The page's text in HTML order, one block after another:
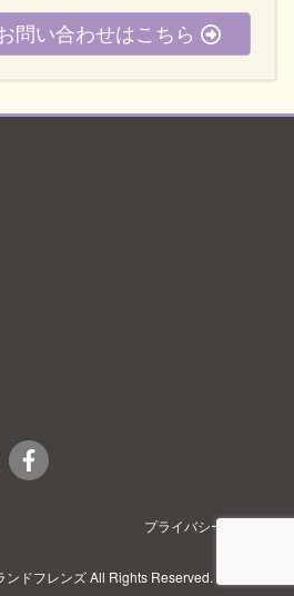
問い合わせはこちら
プライバシーポリシー
ドフレンズ All Rights Reserved.